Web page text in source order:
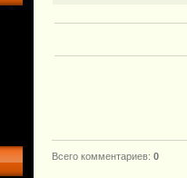
Всего комментариев: 0